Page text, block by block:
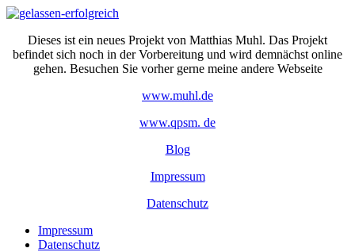
Zum
springen
Dieses ist ein neues Projekt von Matthias Muhl. Das Projekt
befindet sich noch in der Vorbereitung und wird demnächst online
gehen. Besuchen Sie vorher gerne meine andere Webseite
www.muhl.de
www.qpsm. de
Blog
Impressum
Datenschutz
Impressum
Datenschutz